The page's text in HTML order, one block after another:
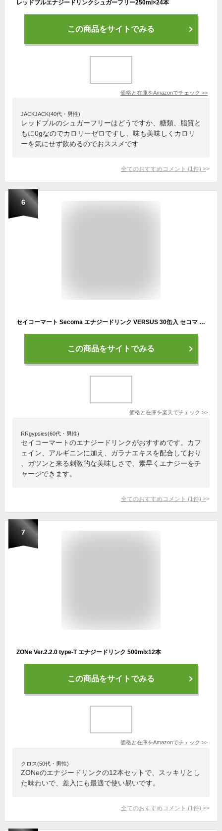
レッドブルエナジードリンクシュガーフリー250ml×24本
この商品をサイトでみる
価格と在庫をAmazonでチェック >>
JACKJACK(40代・男性)
レッドブルのシュガーフリーはどうですか、糖類、脂質と
もに0gなのでカロリーゼロですし、味も美味しくカロリ
ーを気にせず飲めるのでおススメです
全てのおすすめコメント (1 件) >
6
セイコーマート Secoma エナジードリンク VERSUS 30缶入 セコマ 250ml 30缶入 アルギニン ガラナ カフェイン 己と戦え 送料無料 ケース 送料無料 ケース
この商品をサイトでみる
価格と在庫を楽天でチェック >>
RRgypsies(60代・男性)
セイコーマートのエナジードリンクがおすすめです。カフ
ェイン、アルギニンに加え、ガラナエキスを配合しており
、ガツンと来る刺激的な美味しさで、素早くエナジーをチ
ャージできます。
全てのおすすめコメント (1 件) >
7
ZONe Ver.2.2.0 type-T エナジードリンク 500mlx12本
この商品をサイトでみる
価格と在庫をAmazonでチェック >>
クロス(50代・男性)
ZONeのエナジードリンクの12本セットで、スッキリとし
た味わいで、差入にも最適で使い易いです。
全てのおすすめコメント (1 件) >